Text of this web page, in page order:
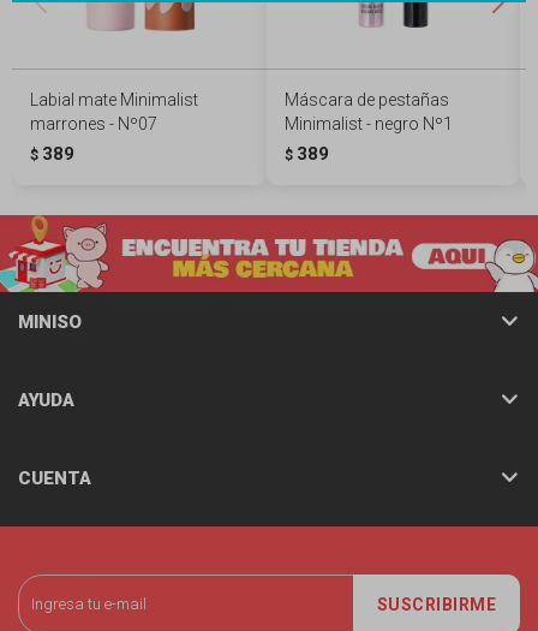
Labial mate Minimalist
marrones - Nº07
$ 389
Máscara de pestañas
Minimalist - negro Nº1
$ 389
SUSCRIBIRME
MINISO
AYUDA
CUENTA